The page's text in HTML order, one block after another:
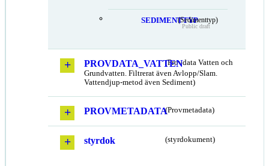
SEDIMENTTYP(Sedimenttyp)
Public draft
PROVDATA_VATTEN(Provdata Vatten och
Grundvatten. Filtrerat även Avlopp/Slam.
Vattendjup-metod även Sediment)
PROVMETADATA(Provmetadata)
styrdok (styrdokument)